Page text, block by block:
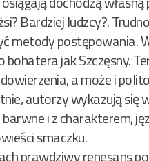
Bardziej ludzcy?.
metody postępowania.
jak Szczęsny.
a może i
autorzy wykazują się
i z charakterem,
smaczku.
prawdziwy renesans